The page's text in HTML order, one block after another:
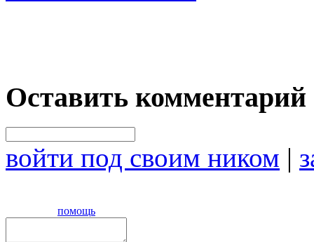
Оставить комментарий
войти под своим ником |
помощь